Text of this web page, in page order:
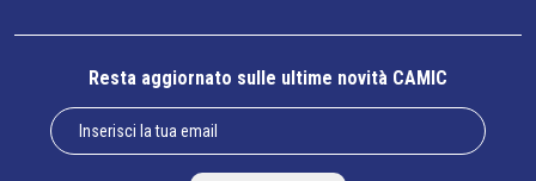
Resta aggiornato sulle ultime novità CAMIC